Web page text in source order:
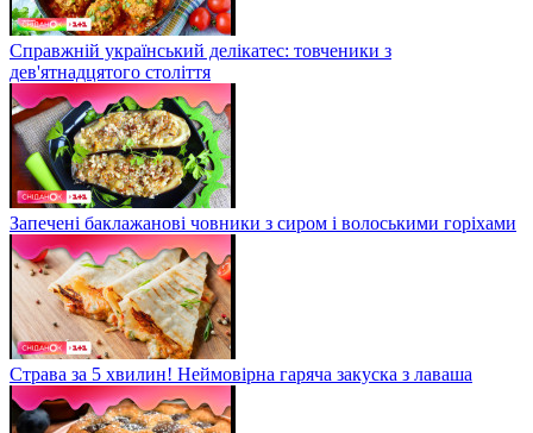
Справжній український делікатес: товченики з
дев'ятнадцятого століття
Запечені баклажанові човники з сиром і волоськими горіхами
Страва за 5 хвилин! Неймовірна гаряча закуска з лаваша